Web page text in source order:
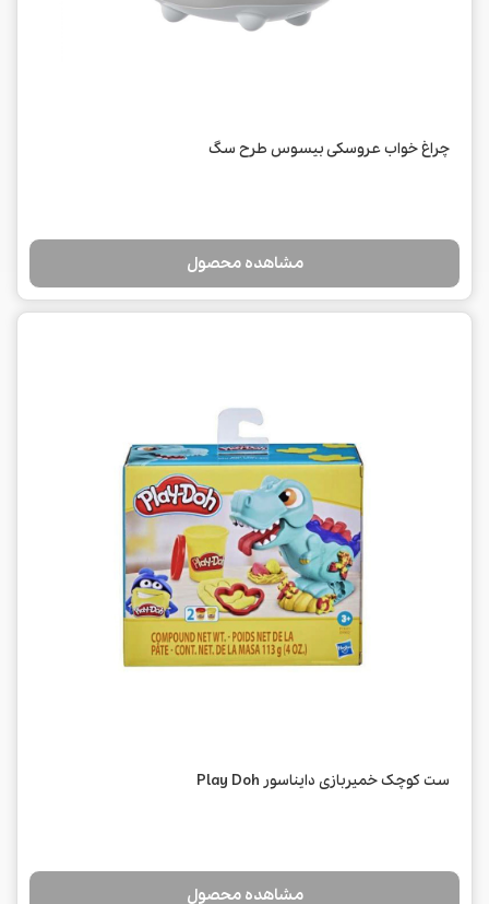
چراغ خواب عروسکی بیسوس طرح سگ
مشاهده محصول
ست کوچک خمیربازی دایناسور Play Doh
مشاهده محصول